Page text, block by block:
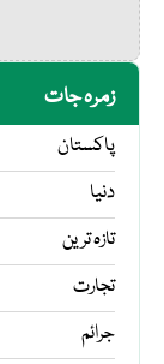
زمرہ جات
پاکستان
دنیا
تازہ ترین
تجارت
جرائم